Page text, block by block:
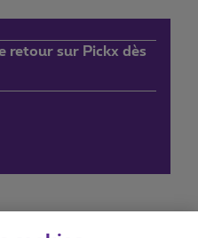
retour sur Pickx dès